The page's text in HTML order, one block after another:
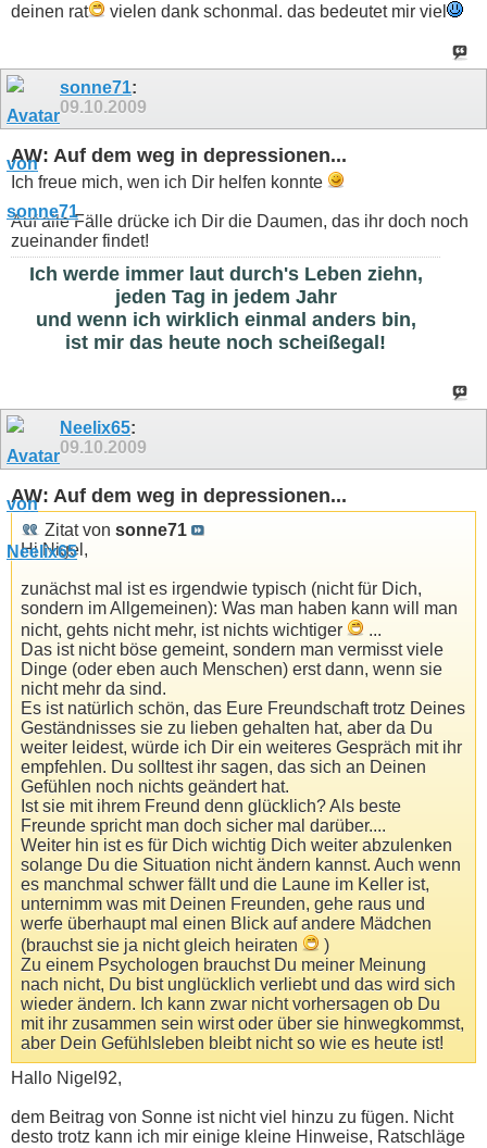
deinen rat
vielen dank schonmal. das bedeutet mir viel
sonne71:
09.10.2009
AW: Auf dem weg in depressionen...
Ich freue mich, wen ich Dir helfen konnte
Auf alle Fälle drücke ich Dir die Daumen, das ihr doch noch
zueinander findet!
Ich werde immer laut durch's Leben ziehn,
jeden Tag in jedem Jahr
und wenn ich wirklich einmal anders bin,
ist mir das heute noch scheißegal!
Neelix65:
09.10.2009
AW: Auf dem weg in depressionen...
Zitat von sonne71
Hi Nigel,
zunächst mal ist es irgendwie typisch (nicht für Dich,
sondern im Allgemeinen): Was man haben kann will man
nicht, gehts nicht mehr, ist nichts wichtiger
...
Das ist nicht böse gemeint, sondern man vermisst viele
Dinge (oder eben auch Menschen) erst dann, wenn sie
nicht mehr da sind.
Es ist natürlich schön, das Eure Freundschaft trotz Deines
Geständnisses sie zu lieben gehalten hat, aber da Du
weiter leidest, würde ich Dir ein weiteres Gespräch mit ihr
empfehlen. Du solltest ihr sagen, das sich an Deinen
Gefühlen noch nichts geändert hat.
Ist sie mit ihrem Freund denn glücklich? Als beste
Freunde spricht man doch sicher mal darüber....
Weiter hin ist es für Dich wichtig Dich weiter abzulenken
solange Du die Situation nicht ändern kannst. Auch wenn
es manchmal schwer fällt und die Laune im Keller ist,
unternimm was mit Deinen Freunden, gehe raus und
werfe überhaupt mal einen Blick auf andere Mädchen
(brauchst sie ja nicht gleich heiraten
)
Zu einem Psychologen brauchst Du meiner Meinung
nach nicht, Du bist unglücklich verliebt und das wird sich
wieder ändern. Ich kann zwar nicht vorhersagen ob Du
mit ihr zusammen sein wirst oder über sie hinwegkommst,
aber Dein Gefühlsleben bleibt nicht so wie es heute ist!
Hallo Nigel92,
dem Beitrag von Sonne ist nicht viel hinzu zu fügen. Nicht
desto trotz kann ich mir einige kleine Hinweise, Ratschläge